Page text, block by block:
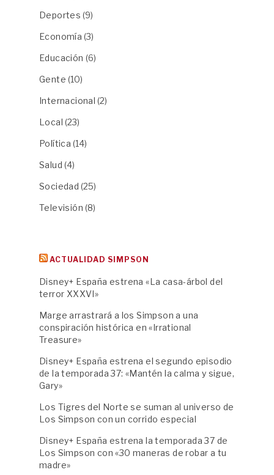
Deportes (9)
Economía (3)
Educación (6)
Gente (10)
Internacional (2)
Local (23)
Política (14)
Salud (4)
Sociedad (25)
Televisión (8)
ACTUALIDAD SIMPSON
Disney+ España estrena «La casa-árbol del
terror XXXVI»
Marge arrastrará a los Simpson a una
conspiración histórica en «Irrational
Treasure»
Disney+ España estrena el segundo episodio
de la temporada 37: «Mantén la calma y sigue,
Gary»
Los Tigres del Norte se suman al universo de
Los Simpson con un corrido especial
Disney+ España estrena la temporada 37 de
Los Simpson con «30 maneras de robar a tu
madre»